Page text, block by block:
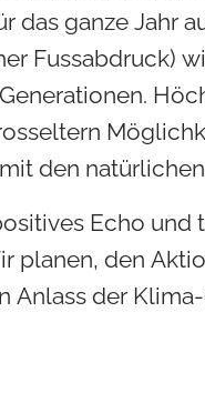
das ganze Jahr
Fussabdruck)
den
Echo und
planen, den
Anlass der